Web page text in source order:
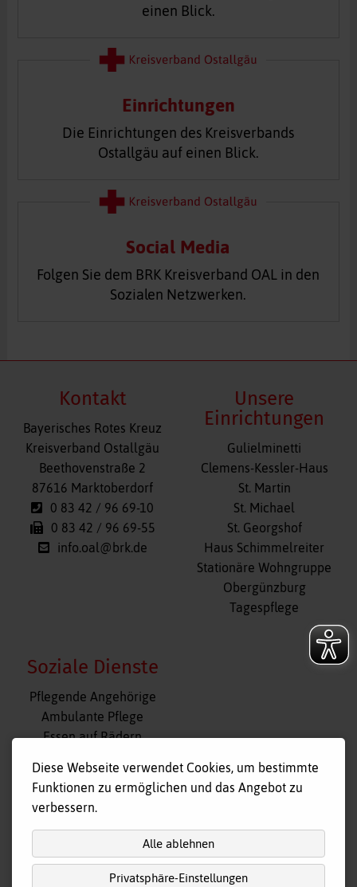
einen Blick.
Einrichtungen
Die Einrichtungen des Kreisverbands
Ostallgäu auf einen Blick.
Social Media
Folgen Sie dem BRK Kreisverband OAL in den
Sozialen Netzwerken.
Kontakt
Bayerisches Rotes Kreuz
Kreisverband Ostallgäu
Beethovenstraße 2
87616 Marktoberdorf
0 83 42 / 96 69-10
0 83 42 / 96 69-55
info.oal@brk.de
Unsere
Einrichtungen
Navigation
überspringen
Gulielminetti
Clemens-Kessler-Haus
St. Martin
St. Michael
St. Georgshof
Haus Schimmelreiter
Stationäre Wohngruppe
Obergünzburg
Tagespflege
Soziale Dienste
Navigation
überspringen
Pflegende Angehörige
Ambulante Pflege
Essen auf Rädern
Tagespflege
Hausnotruf
Diese Webseite verwendet Cookies, um bestimmte
Funktionen zu ermöglichen und das Angebot zu
verbessern.
Alle ablehnen
Privatsphäre-Einstellungen